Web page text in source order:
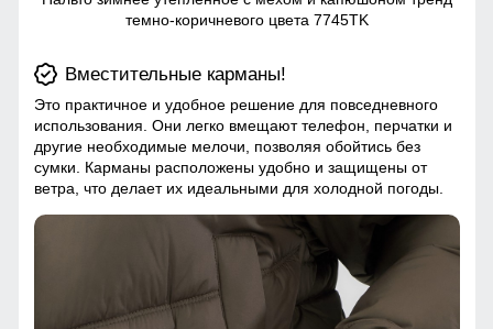
темно-коричневого цвета 7745TK
Вместительные карманы!
Это практичное и удобное решение для повседневного
использования. Они легко вмещают телефон, перчатки и
другие необходимые мелочи, позволяя обойтись без
сумки. Карманы расположены удобно и защищены от
ветра, что делает их идеальными для холодной погоды.